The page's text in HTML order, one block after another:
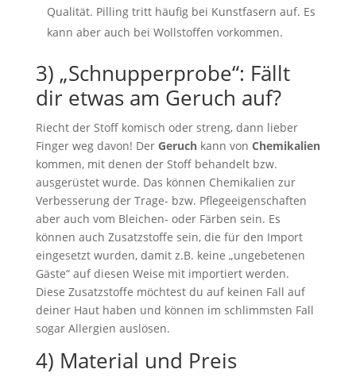
Qualität. Pilling tritt häufig bei Kunstfasern auf. Es
kann aber auch bei Wollstoffen vorkommen.
3) „Schnupperprobe“: Fällt
dir etwas am Geruch auf?
Riecht der Stoff komisch oder streng, dann lieber
Finger weg davon! Der Geruchkann von Chemikalien
kommen, mit denen der Stoff behandelt bzw.
ausgerüstet wurde. Das können Chemikalien zur
Verbesserung der Trage- bzw. Pflegeeigenschaften
aber auch vom Bleichen- oder Färben sein. Es
können auch Zusatzstoffe sein, die für den Import
eingesetzt wurden, damit z.B. keine „ungebetenen
Gäste“ auf diesen Weise mit importiert werden.
Diese Zusatzstoffe möchtest du auf keinen Fall auf
deiner Haut haben und können im schlimmsten Fall
sogar Allergien auslösen.
4) Material und Preis